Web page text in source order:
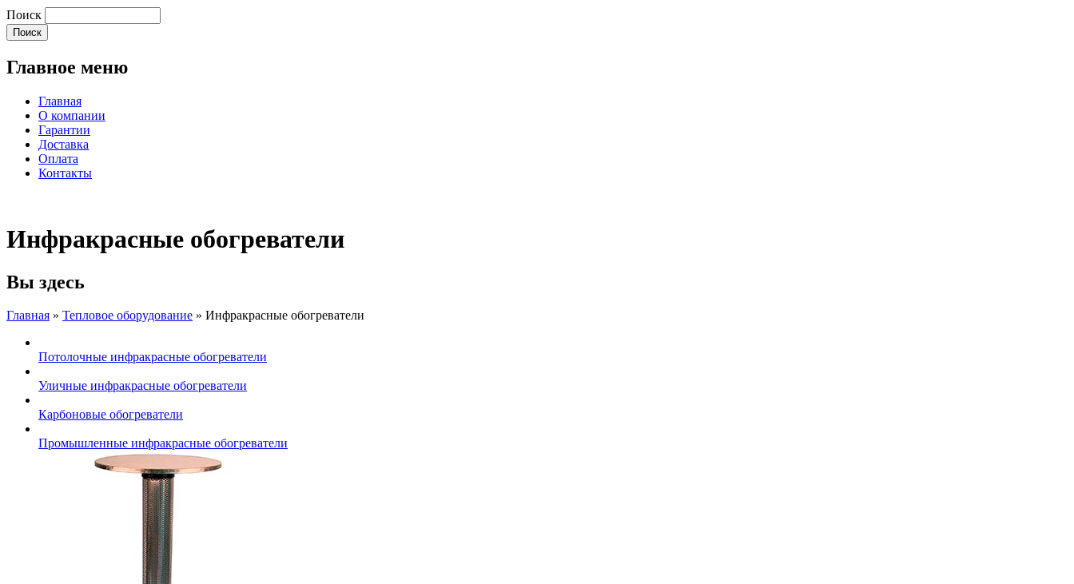
Поиск
Главное меню
Главная
О компании
Гарантии
Доставка
Оплата
Контакты
Инфракрасные обогреватели
Вы здесь
Главная » Тепловое оборудование » Инфракрасные обогреватели
Потолочные инфракрасные обогреватели
Уличные инфракрасные обогреватели
Карбоновые обогреватели
Промышленные инфракрасные обогреватели